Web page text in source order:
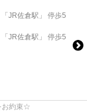
「JR佐倉駅」 停歩5
「JR佐倉駅」 停歩5
お約束☆